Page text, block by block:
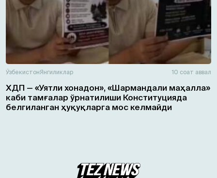
ЎзбекистонЯнгиликлар 10 соат аввал
ХДП — «Уятли хонадон», «Шармандали маҳалла»
каби тамғалар ўрнатилиши Конституцияда
белгиланган ҳуқуқларга мос келмайди